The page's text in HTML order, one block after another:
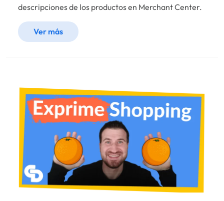
descripciones de los productos en Merchant Center.
Ver más